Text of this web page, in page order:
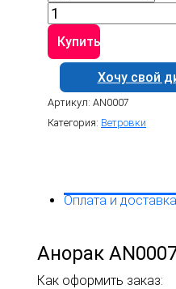
Количество
товара
Анорак
AN0007
Купить
Хочу свой
Артикул: AN0007
Категория: Ветровки
Оплата и доставка
Анорак
Как оформить заказ: